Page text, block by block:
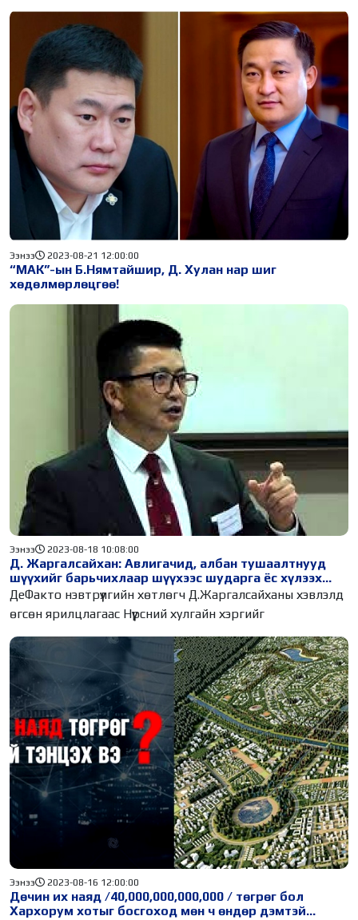
“МАК”-ын Б.Нямтайшир, Д. Хулан нар шиг
хөдөлмөрлөцгөө!
Ээнээ 2023-08-21 12:00:00
Д. Жаргалсайхан: Авлигачид, албан тушаалтнууд
шүүхийг барьчихлаар шүүхээс шударга ёс хүлээх
ямарч боломжгүй
Ээнээ 2023-08-18 10:08:00
ДеФакто нэвтрүүлгийн хөтлөгч Д.Жаргалсайханы хэвлэлд
өгсөн ярилцлагаас Нүүрсний хулгайн хэргийг
Дөчин их наяд /40,000,000,000,000 / төгрөг бол
Хархорум хотыг босгоход мөн ч өндөр дэмтэй
Ээнээ 2023-08-16 12:00:00